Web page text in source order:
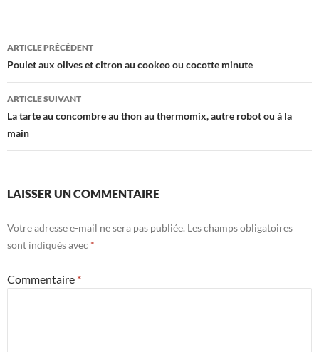
Navigation
des
articles
ARTICLE PRÉCÉDENT
Poulet aux olives et citron au cookeo ou cocotte minute
ARTICLE SUIVANT
La tarte au concombre au thon au thermomix, autre robot ou à la
main
LAISSER UN COMMENTAIRE
Votre adresse e-mail ne sera pas publiée. Les champs obligatoires
sont indiqués avec *
Commentaire *